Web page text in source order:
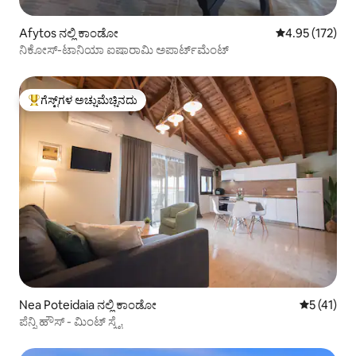
Afytos ನಲ್ಲಿ ಕಾಂಡೋ 5 ರಲ್ಲಿ 4.95
4.95 (172)
ನಿಕೋಸ್-ಟಾನಿಯಾ ಐಷಾರಾಮಿ ಅಪಾರ್ಟ್‌ಮೆಂಟ್
ಗೆಸ್ಟ್‌ಗಳಿಗೆ ಅತಿ ಹೆಚ್ಚು ಅಚ್ಚುಮೆಚ್ಚಿನದು
ಗೆಸ್ಟ್‌ಗಳ ಅಚ್ಚುಮೆಚ್ಚಿನದು
Nea Poteidaia ನಲ್ಲಿ ಕಾಂಡೋ 5 ರಲ್ಲಿ 5
5 (41)
ಪೆನ್ನಿ ಹೌಸ್ - ಮಿಂಟ್ ಸ್ಕೈ